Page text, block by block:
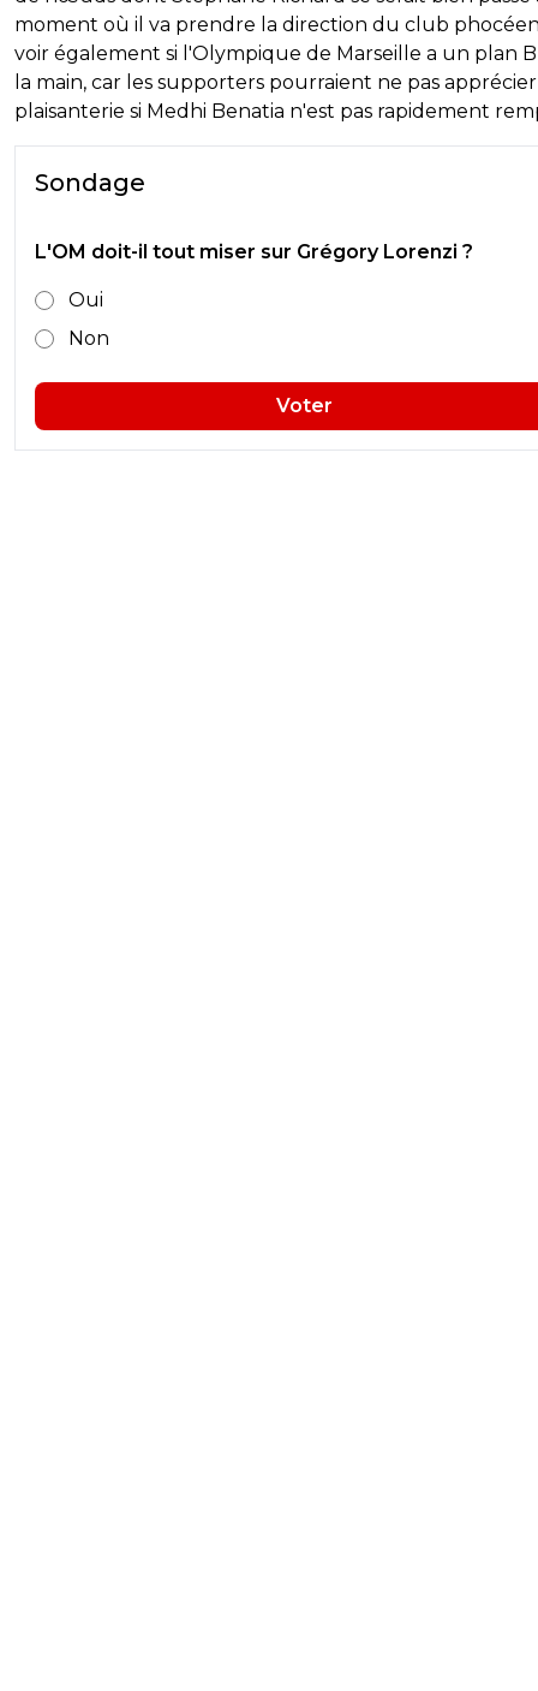
moment où il va prendre la direction du club
voir également si l'Olympique de Marseille a un plan B
la main, car les supporters pourraient ne pas
plaisanterie si Medhi Benatia n'est pas rapidement
Sondage
L'OM doit-il tout miser sur Grégory Lorenzi ?
Oui
Non
Voter